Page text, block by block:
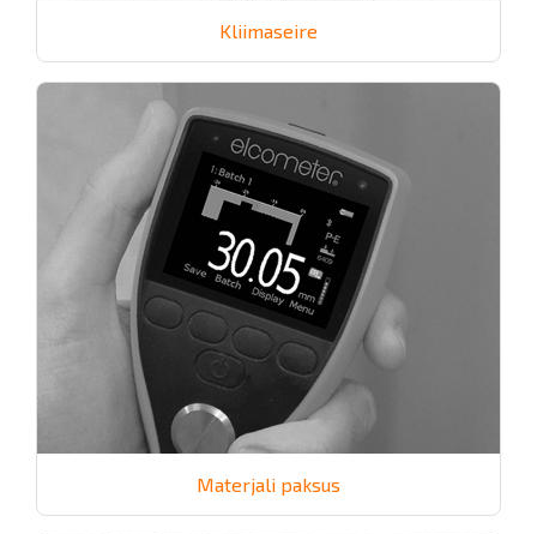
Kliimaseire
Materjali paksus